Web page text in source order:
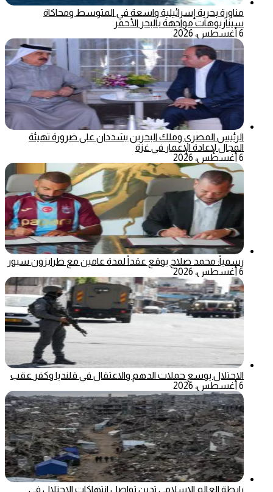
مناورة بحرية إسرائيلية واسعة في المتوسط ومحاكاة
سيناريوهات مواجهة بالبحر الأحمر
6 أغسطس، 2026
الرئيس المصري وملك البحرين يشددان على ضرورة تهيئة
المجال لإعادة الإعمار في غزة
6 أغسطس، 2026
رسمياً: محمد صلاح يوقع عقداً لمدة عامين مع طرابزون سبور
6 أغسطس، 2026
الاحتلال يوسع حملات الدهم والاعتقال في قلنديا وكفر عقب
6 أغسطس، 2026
رابطة العالم الإسلامي تدين تواصل انتهاكات الاحتلال في